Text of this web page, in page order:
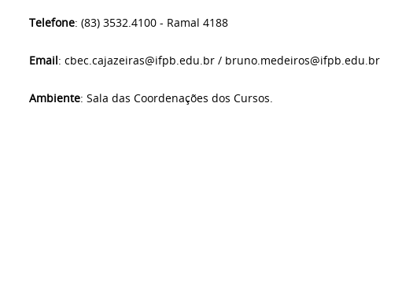
Telefone: (83) 3532.4100 - Ramal 4188
Email : cbec.cajazeiras@ifpb.edu.br / bruno.medeiros@ifpb.edu.br
Ambiente: Sala das Coordenações dos Cursos.